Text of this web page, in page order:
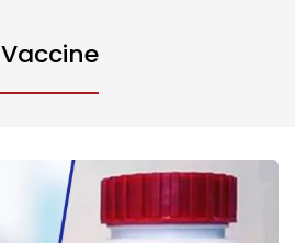
Vaccine